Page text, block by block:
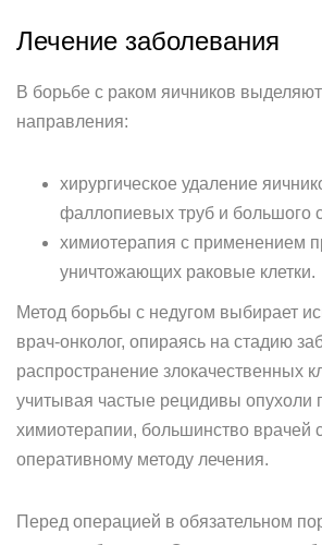
Лечение заболевания
В борьбе с раком яичников
направления:
хирургическое удаление
фаллопиевых труб и большого
химиотерапия с применением
уничтожающих раковые клетки.
Метод борьбы с недугом выбирает
врач-онколог, опираясь на стадию
распространение злокачественных
учитывая частые рецидивы опухоли
химиотерапии, большинство врачей
оперативному методу лечения.
Перед операцией в обязательном